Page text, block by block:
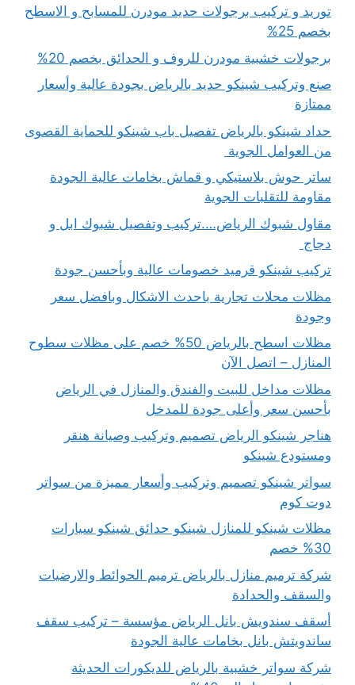
توريد و تركيب برجولات حديد مودرن للمسابح و الاسطح
بخصم 25%
برجولات خشبية مودرن للروف و الحدائق بخصم 20%
صنع وتركيب شينكو حديد بالرياض بجودة عالية وأسعار
ممتازة
حداد شينكو بالرياض تفصيل باب شينكو للحماية القصوى
من العوامل الجوية
ساتر حوش بلاستيكي و قماش بخامات عالية الجودة
مقاومة للتقلبات الجوية
مقاول شبوك الرياض….تركيب وتفصيل شبوك ابل و
دجاج
تركيب شينكو قرميد خصومات عالية وبأحسن جودة
مظلات محلات تجارية باحدث الاشكال وبافضل سعر
وجودة
مظلات اسطح بالرياض 50% خصم على مظلات سطوح
المنازل – اتصل الآن
مظلات مداخل للبيت والفندق والمنازل في الرياض
بأحسن سعر وأعلى جودة للمدخل
هناجر شينكو الرياض تصميم وتركيب وصيانة هنقر
ومستودع شينكو
سواتر شينكو تصميم وتركيب وأسعار مميزة من سواتر
دوت كوم
مظلات شينكو للمنازل شينكو حدائق شينكو سيارات
30% خصم
شركة ترميم منازل بالرياض ترميم الحوائط والارضيات
والسقف والحدادة
أسقف سندويش بانل الرياض مؤسسة – تركيب سقف
ساندويتش بانل بخامات عالية الجودة
شركة سواتر خشبية بالرياض للديكورات الحديثة